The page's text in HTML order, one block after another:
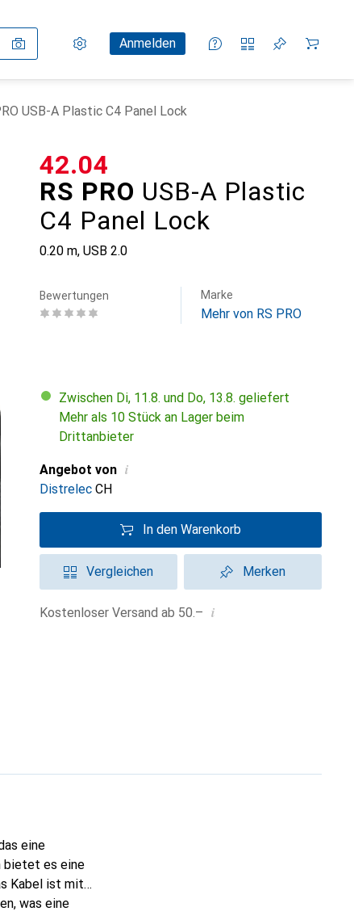
Einstellungen
KundenkontoAnmelden
Vergleichslisten
Merklisten
Warenkorb
USB-A Plastic C4 Panel Lock
RS PRO USB-A Plastic
C4 Panel Lock
0.20 m, USB 2.0
CHF
42.04
Bewertungen Marke
Mehr von RS PRO
Zwischen Di, 11.8. und Do, 13.8. geliefert
Mehr als 10 Stück an Lager beim
Drittanbieter
Angebot von i
Distrelec CH
In den Warenkorb
Vergleichen Merken
Kostenloser Versand ab 50.– i
eine
bietet es eine
Kabel ist mit
was eine